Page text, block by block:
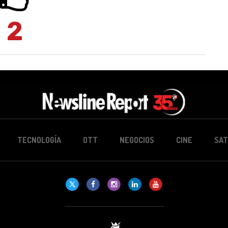
2
TECNOLOGÍA OTT NEGOCIOS CINE